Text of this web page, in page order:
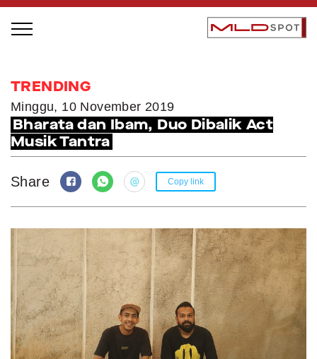
LOCAL GREATNESS
INSPIRING PEOPLE
INSPIRING PRODUCTS
INSPIRING PLACES
INSPIRING COMMUNITIES
TRENDING
EVENTS
MLDPODCAST
VIDEOS
MLDPOINTS
TRENDING
Minggu, 10 November 2019
Bharata dan Ibam, Duo Dibalik Act
Musik Tantra
Share Copy link